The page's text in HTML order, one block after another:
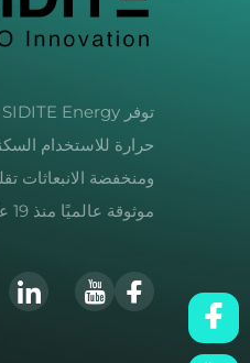
حرارة للاستخدام
ومنخفضة الانبعاثات
موثوقة عالميًا منذ 19 عامًا. اكتشف المزيد.